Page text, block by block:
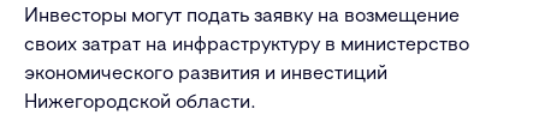
Инвесторы могут подать заявку на возмещение
своих затрат на инфраструктуру в министерство
экономического развития и инвестиций
Нижегородской области.